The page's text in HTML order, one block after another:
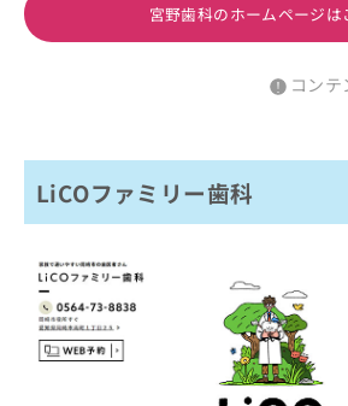
宮野歯科のホームページは
コン
LiCOファミリー歯科